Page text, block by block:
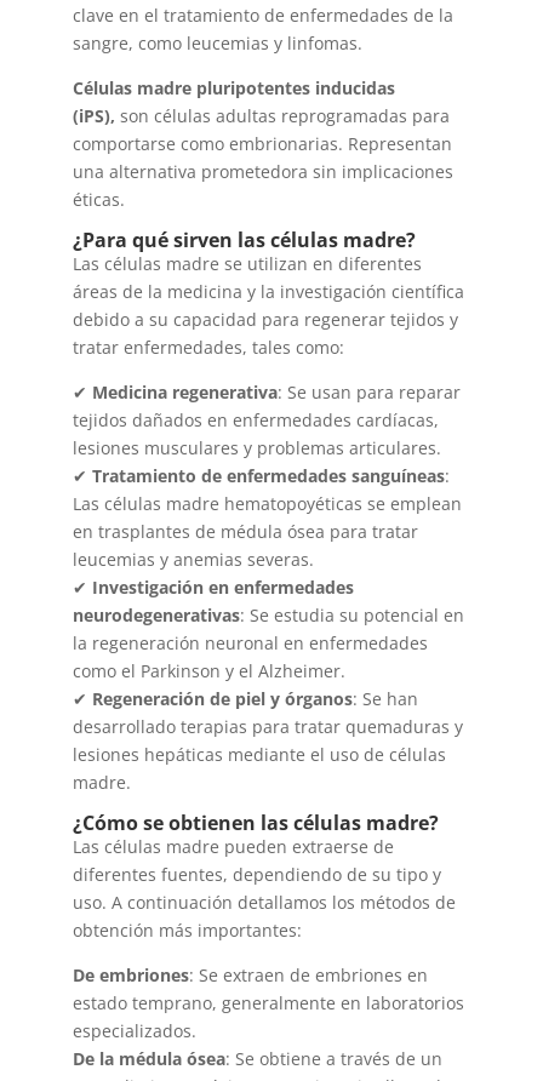
clave en el tratamiento de enfermedades de la
sangre, como leucemias y linfomas.
Células madre pluripotentes inducidas
(iPS), son células adultas reprogramadas para
comportarse como embrionarias. Representan
una alternativa prometedora sin implicaciones
éticas.
¿Para qué sirven las células madre?
Las células madre se utilizan en diferentes
áreas de la medicina y la investigación científica
debido a su capacidad para regenerar tejidos y
tratar enfermedades, tales como:
✔ Medicina regenerativa: Se usan para reparar
tejidos dañados en enfermedades cardíacas,
lesiones musculares y problemas articulares.
✔ Tratamiento de enfermedades sanguíneas:
Las células madre hematopoyéticas se emplean
en trasplantes de médula ósea para tratar
leucemias y anemias severas.
✔ Investigación en enfermedades
neurodegenerativas: Se estudia su potencial en
la regeneración neuronal en enfermedades
como el Parkinson y el Alzheimer.
✔ Regeneración de piel y órganos: Se han
desarrollado terapias para tratar quemaduras y
lesiones hepáticas mediante el uso de células
madre.
¿Cómo se obtienen las células madre?
Las células madre pueden extraerse de
diferentes fuentes, dependiendo de su tipo y
uso. A continuación detallamos los métodos de
obtención más importantes:
De embriones: Se extraen de embriones en
estado temprano, generalmente en laboratorios
especializados.
De la médula ósea: Se obtiene a través de un